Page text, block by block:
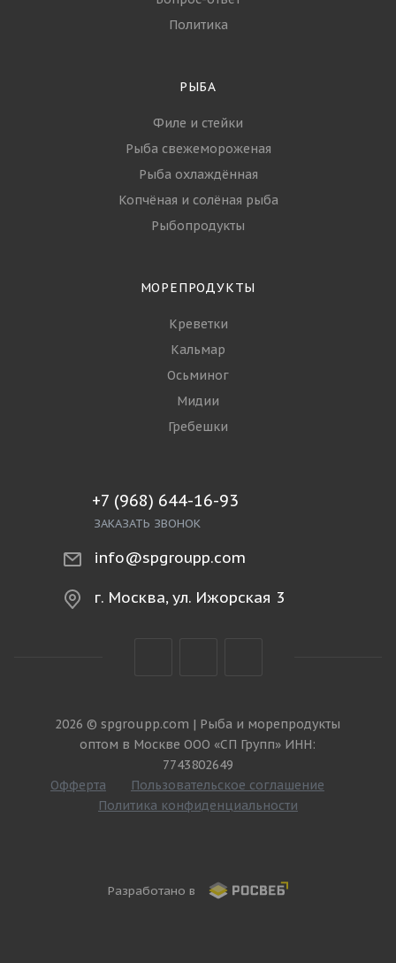
Политика
РЫБА
Филе и стейки
Рыба свежемороженая
Рыба охлаждённая
Копчёная и солёная рыба
Рыбопродукты
МОРЕПРОДУКТЫ
Креветки
Кальмар
Осьминог
Мидии
Гребешки
+7 (968) 644-16-93
ЗАКАЗАТЬ ЗВОНОК
info@spgroupp.com
г. Москва, ул. Ижорская 3
2026 © spgroupp.com | Рыба и морепродукты
оптом в Москве ООО «СП Групп» ИНН:
7743802649
Офферта
Пользовательское соглашение
Политика конфиденциальности
Разработано в